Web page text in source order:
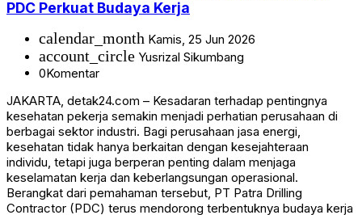
PDC Perkuat Budaya Kerja
calendar_month Kamis, 25 Jun 2026
account_circle Yusrizal Sikumbang
0Komentar
JAKARTA, detak24.com – Kesadaran terhadap pentingnya
kesehatan pekerja semakin menjadi perhatian perusahaan di
berbagai sektor industri. Bagi perusahaan jasa energi,
kesehatan tidak hanya berkaitan dengan kesejahteraan
individu, tetapi juga berperan penting dalam menjaga
keselamatan kerja dan keberlangsungan operasional.
Berangkat dari pemahaman tersebut, PT Patra Drilling
Contractor (PDC) terus mendorong terbentuknya budaya kerja